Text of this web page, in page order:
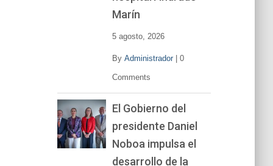
Marín
5 agosto, 2026
By Administrador| 0
Comments
El Gobierno del
presidente Daniel
Noboa impulsa el
desarrollo de la